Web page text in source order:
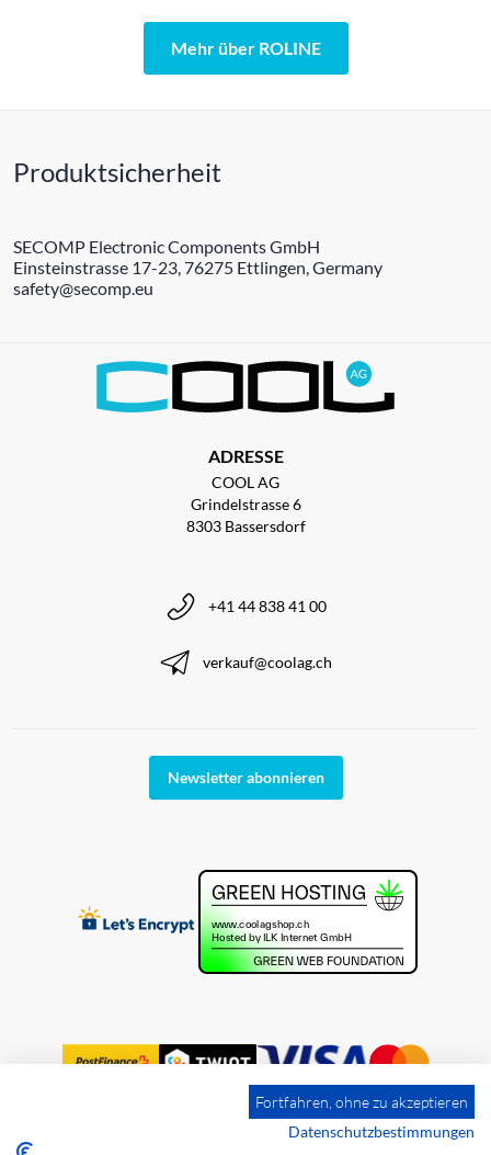
Mehr über ROLINE
Produktsicherheit
SECOMP Electronic Components GmbH
Einsteinstrasse 17-23, 76275 Ettlingen, Germany
safety@secomp.eu
ADRESSE
COOL AG
Grindelstrasse 6
8303 Bassersdorf
+41 44 838 41 00
verkauf@coolag.ch
Newsletter abonnieren
Fortfahren, ohne zu akzeptieren
Datenschutzbestimmungen